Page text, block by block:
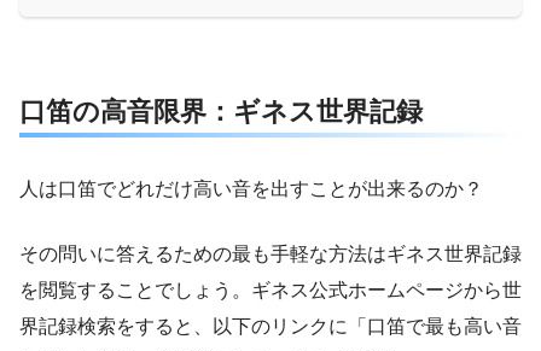
口笛の高音限界：ギネス世界記録
人は口笛でどれだけ高い音を出すことが出来るのか？
その問いに答えるための最も手軽な方法はギネス世界記録
を閲覧することでしょう。ギネス公式ホームページから世
界記録検索をすると、以下のリンクに「口笛で最も高い音